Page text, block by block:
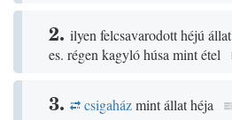
2. ilyen felcsavarodott héjú
es. régen kagyló húsa mint étel
3. csigaházmint állat héja